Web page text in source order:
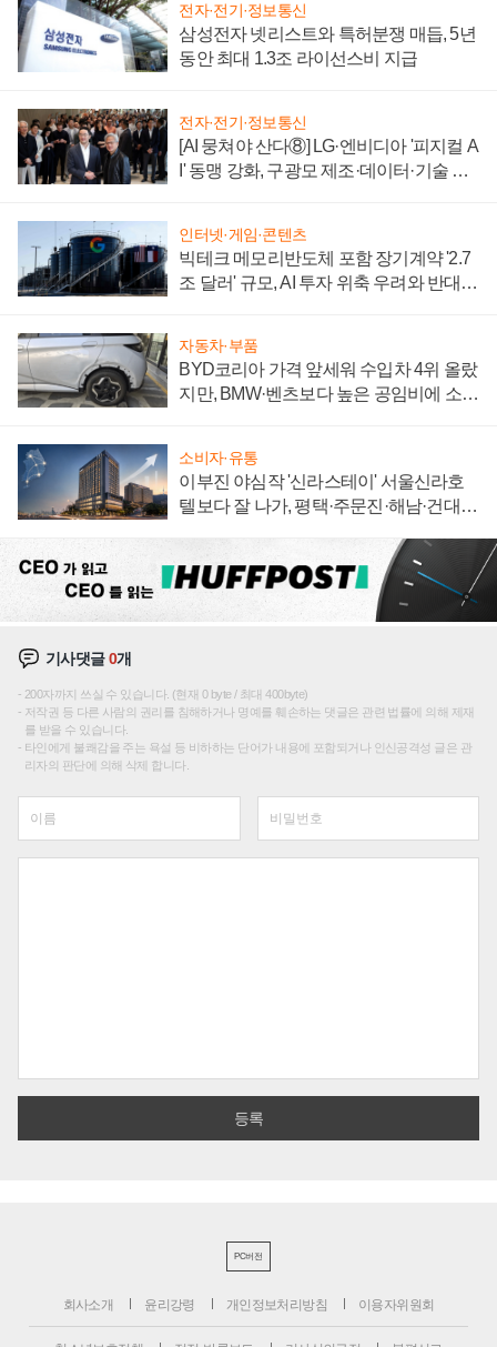
전자·전기·정보통신
삼성전자 넷리스트와 특허분쟁 매듭, 5년
동안 최대 1.3조 라이선스비 지급
전자·전기·정보통신
[AI 뭉쳐야 산다⑧] LG·엔비디아 '피지컬 A
I' 동맹 강화, 구광모 제조·데이터·기술 결
인터넷·게임·콘텐츠
빅테크 메모리반도체 포함 장기계약 '2.7
조 달러' 규모, AI 투자 위축 우려와 반대
자동차·부품
BYD코리아 가격 앞세워 수입차 4위 올랐
지만, BMW·벤츠보다 높은 공임비에 소비
소비자·유통
이부진 야심작 '신라스테이' 서울신라호
텔보다 잘 나가, 평택·주문진·해남·건대로
기사댓글0개
200자까지 쓰실 수 있습니다. (현재 0 byte / 최대 400byte)
저작권 등 다른 사람의 권리를 침해하거나 명예를 훼손하는 댓글은 관련 법률에 의해 제재
를 받을 수 있습니다.
타인에게 불쾌감을 주는 욕설 등 비하하는 단어가 내용에 포함되거나 인신공격성 글은 관
리자의 판단에 의해 삭제 합니다.
PC버전
회사소개 윤리강령 개인정보처리방침 이용자위원회